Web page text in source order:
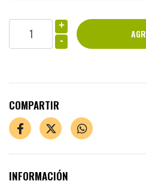
+
-
COMPARTIR
INFORMACIÓN